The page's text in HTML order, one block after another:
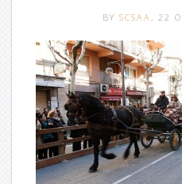
BY SCSAA , 22